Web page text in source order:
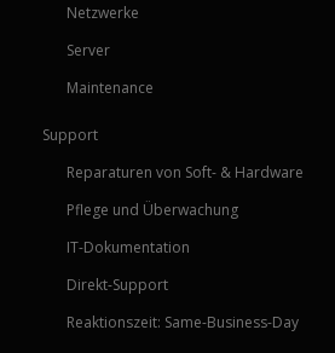
Netzwerke
Server
Maintenance
Support
Reparaturen von Soft- & Hardware
Pflege und Überwachung
IT-Dokumentation
Direkt-Support
Reaktionszeit: Same-Business-Day